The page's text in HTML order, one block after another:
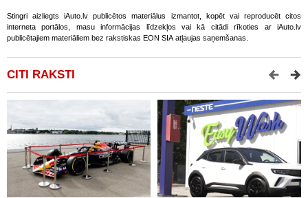
Stingri aizliegts iAuto.lv publicētos materiālus izmantot, kopēt vai reproducēt citos
interneta portālos, masu informācijas līdzekļos vai kā citādi rīkoties ar iAuto.lv
publicētajiem materiāliem bez rakstiskas EON SIA atļaujas saņemšanas.
CITI RAKSTI